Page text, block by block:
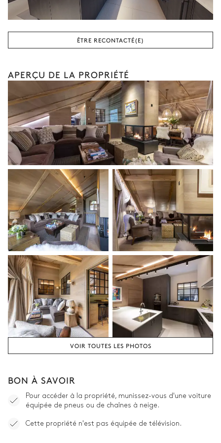
Douche
Vasque simple
WC
Vue sur les montagnes
Lit double (2 lits simples) Balcon
Salle de bain 2
Attenante
Vasque simple
WC
Chambre 3
Vue sur les montagnes
Lit double inséparable
Terrasse
Table de Bureau
Dortoir
2Lits superposés (4 lits
Salle de bain 3 et Dortoir
Baignoire
WC
ÊTRE RECONTACTÉ(E)
APERÇU DE LA PROPRIÉTÉ
VOIR TOUTES LES PHOTOS
BON À SAVOIR
Pour accéder à la propriété, munissez-vous d'une voiture
équipée de pneus ou de chaînes à neige.
Cette propriété n'est pas équipée de télévision.